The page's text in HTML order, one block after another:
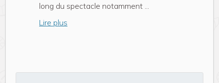
long du spectacle notamment ...
Lire plus